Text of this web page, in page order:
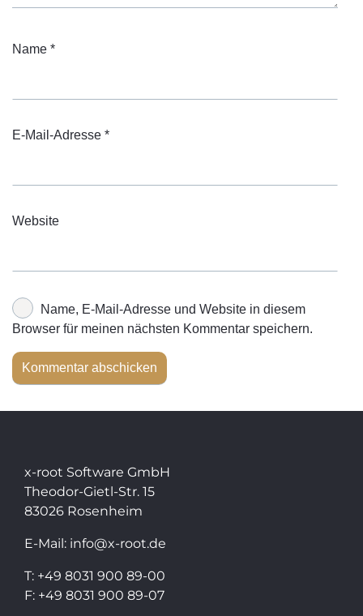
Name *
E-Mail-Adresse *
Website
Name, E-Mail-Adresse und Website in diesem
Browser für meinen nächsten Kommentar speichern.
x-root Software GmbH
Theodor-Gietl-Str. 15
83026 Rosenheim
E-Mail: info@x-root.de
T: +49 8031 900 89-00
F: +49 8031 900 89-07